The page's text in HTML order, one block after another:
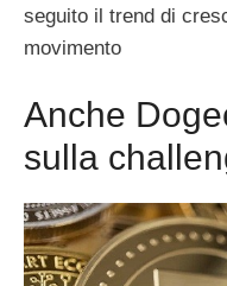
seguito il trend di
movimento
Anche
sulla